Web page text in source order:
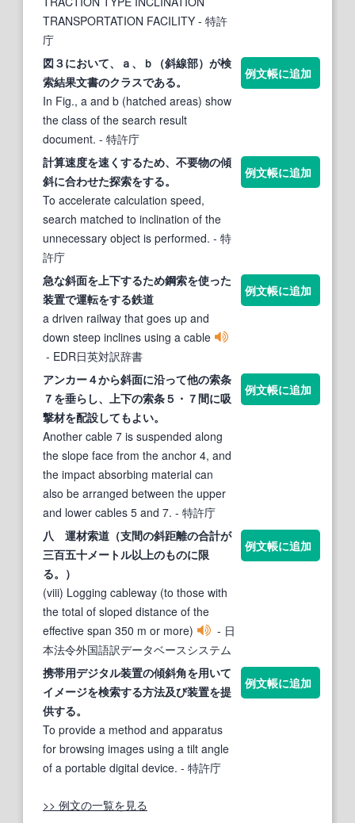
TRANSPORTATION FACILITY - 特許
庁
図３において、ａ、ｂ（斜線部）が検
索結果文書のクラスである。
In Fig., a and b (hatched areas) show
the class of the search result
document. - 特許庁
例文帳に追加
計算速度を速くするため、不要物の傾
斜に合わせた探索をする。
To accelerate calculation speed,
search matched to inclination of the
unnecessary object is performed. - 特
許庁
例文帳に追加
急な斜面を上下するため鋼索を使った
装置で運転をする鉄道
a driven railway that goes up and
down steep inclines using a cable
- EDR日英対訳辞書
例文帳に追加
アンカー４から斜面に沿って他の索条
７を垂らし、上下の索条５・７間に吸
撃材を配設してもよい。
Another cable 7 is suspended along
the slope face from the anchor 4, and
the impact absorbing material can
also be arranged between the upper
and lower cables 5 and 7. - 特許庁
例文帳に追加
八 運材索道（支間の斜距離の合計が
三百五十メートル以上のものに限
る。）
(viii) Logging cableway (to those with
the total of sloped distance of the
effective span 350 m or more)
- 日
本法令外国語訳データベースシステム
例文帳に追加
携帯用デジタル装置の傾斜角を用いて
イメージを検索する方法及び装置を提
供する。
To provide a method and apparatus
for browsing images using a tilt angle
of a portable digital device. - 特許庁
例文帳に追加
>> 例文の一覧を見る